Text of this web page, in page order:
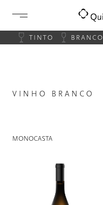
TINTO BRANCO
VINHO BRANCO
MONOCASTA